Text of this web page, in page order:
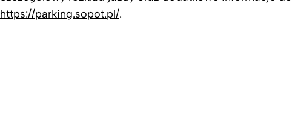
https://parking.sopot.pl/.